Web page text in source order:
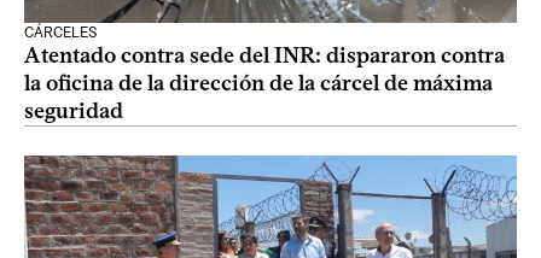
CÁRCELES
Atentado contra sede del INR: dispararon contra
la oficina de la dirección de la cárcel de máxima
seguridad